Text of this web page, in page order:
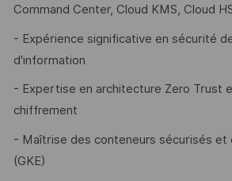
Command Center, Cloud KMS, Cloud
- Expérience significative en sécurité
d'information
- Expertise en architecture Zero Trust
chiffrement
- Maîtrise des conteneurs sécurisés et
(GKE)